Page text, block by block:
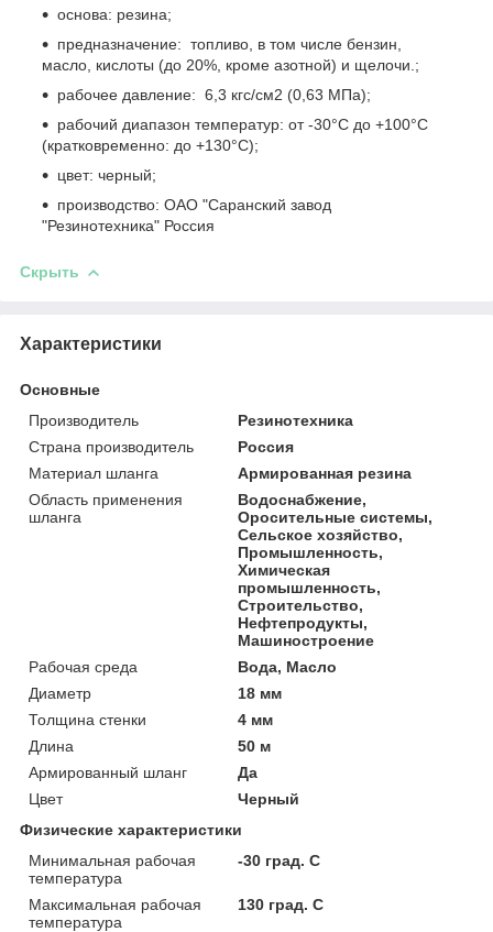
основа: резина;
предназначение: топливо, в том числе бензин,
масло, кислоты (до 20%, кроме азотной) и щелочи.;
рабочее давление: 6,3 кгс/см2 (0,63 МПа);
рабочий диапазон температур: от -30°С до +100°С
(кратковременно: до +130°С);
цвет: черный;
производство: ОАО "Саранский завод
"Резинотехника" Россия
Скрыть
Характеристики
Основные
Производитель
Резинотехника
Страна производитель
Россия
Материал шланга
Армированная резина
Область применения
шланга
Водоснабжение,
Оросительные системы,
Сельское хозяйство,
Промышленность,
Химическая
промышленность,
Строительство,
Нефтепродукты,
Машиностроение
Рабочая среда
Вода, Масло
Диаметр
18 мм
Толщина стенки
4 мм
Длина
50 м
Армированный шланг
Да
Цвет
Черный
Физические характеристики
Минимальная рабочая
температура
-30 град. C
Максимальная рабочая
температура
130 град. C